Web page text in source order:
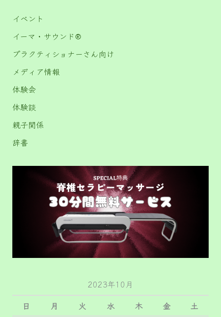
イベント
イーマ・サウンド®️
プラクティショナーさん向け
メディア情報
体験会
体験談
親子関係
辞書
2023年10月
日
月 火 水 木 金
土